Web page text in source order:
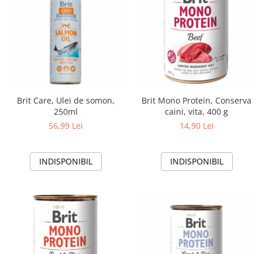
Brit Care, Ulei de somon,
250ml
56,99 Lei
INDISPONIBIL
Brit Mono Protein, Conserva
caini, vita, 400 g
14,90 Lei
INDISPONIBIL